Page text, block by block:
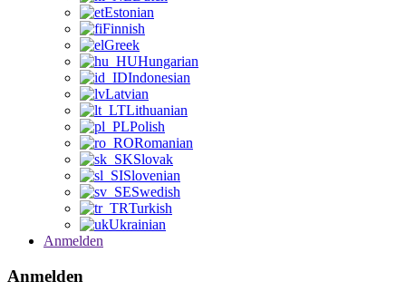
Estonian
Finnish
Greek
Hungarian
Indonesian
Latvian
Lithuanian
Polish
Romanian
Slovak
Slovenian
Swedish
Turkish
Ukrainian
Anmelden
Anmelden